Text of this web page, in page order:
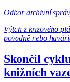
Odbor archivní
Výtah z krizového
povodně nebo
Skončil
knižních